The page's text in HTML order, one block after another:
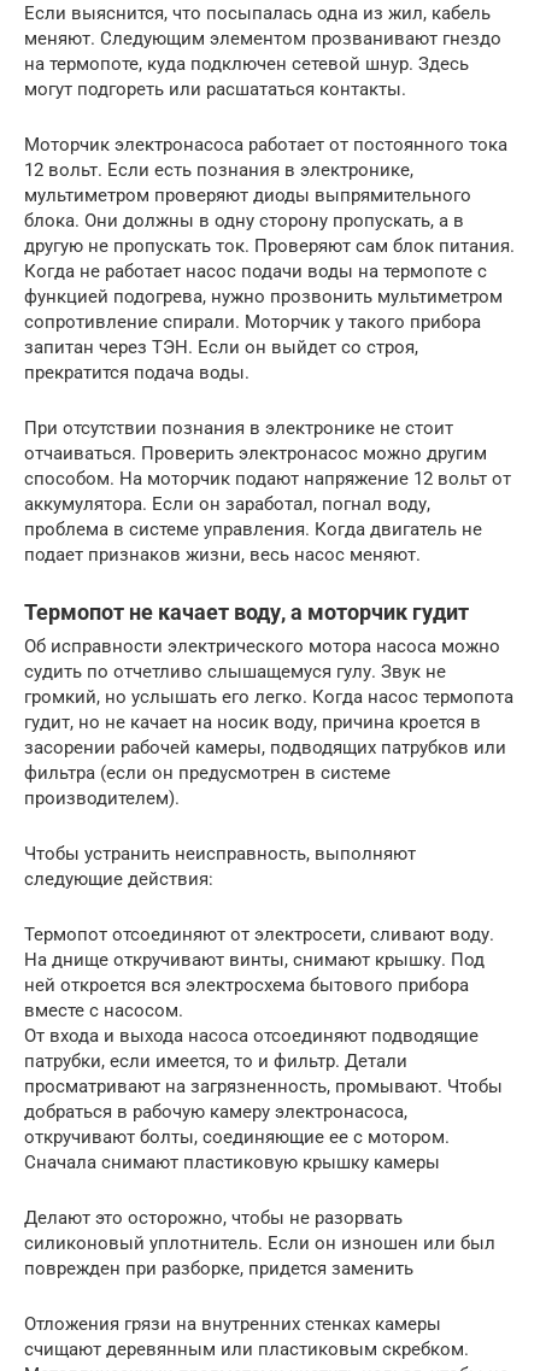
Если выяснится, что посыпалась одна из жил, кабель
меняют. Следующим элементом прозванивают гнездо
на термопоте, куда подключен сетевой шнур. Здесь
могут подгореть или расшататься контакты.
Моторчик электронасоса работает от постоянного тока
12 вольт. Если есть познания в электронике,
мультиметром проверяют диоды выпрямительного
блока. Они должны в одну сторону пропускать, а в
другую не пропускать ток. Проверяют сам блок питания.
Когда не работает насос подачи воды на термопоте с
функцией подогрева, нужно прозвонить мультиметром
сопротивление спирали. Моторчик у такого прибора
запитан через ТЭН. Если он выйдет со строя,
прекратится подача воды.
При отсутствии познания в электронике не стоит
отчаиваться. Проверить электронасос можно другим
способом. На моторчик подают напряжение 12 вольт от
аккумулятора. Если он заработал, погнал воду,
проблема в системе управления. Когда двигатель не
подает признаков жизни, весь насос меняют.
Термопот не качает воду, а моторчик гудит
Об исправности электрического мотора насоса можно
судить по отчетливо слышащемуся гулу. Звук не
громкий, но услышать его легко. Когда насос термопота
гудит, но не качает на носик воду, причина кроется в
засорении рабочей камеры, подводящих патрубков или
фильтра (если он предусмотрен в системе
производителем).
Чтобы устранить неисправность, выполняют
следующие действия:
Термопот отсоединяют от электросети, сливают воду.
На днище откручивают винты, снимают крышку. Под
ней откроется вся электросхема бытового прибора
вместе с насосом.
От входа и выхода насоса отсоединяют подводящие
патрубки, если имеется, то и фильтр. Детали
просматривают на загрязненность, промывают. Чтобы
добраться в рабочую камеру электронасоса,
откручивают болты, соединяющие ее с мотором.
Сначала снимают пластиковую крышку камеры
Делают это осторожно, чтобы не разорвать
силиконовый уплотнитель. Если он изношен или был
поврежден при разборке, придется заменить
Отложения грязи на внутренних стенках камеры
счищают деревянным или пластиковым скребком.